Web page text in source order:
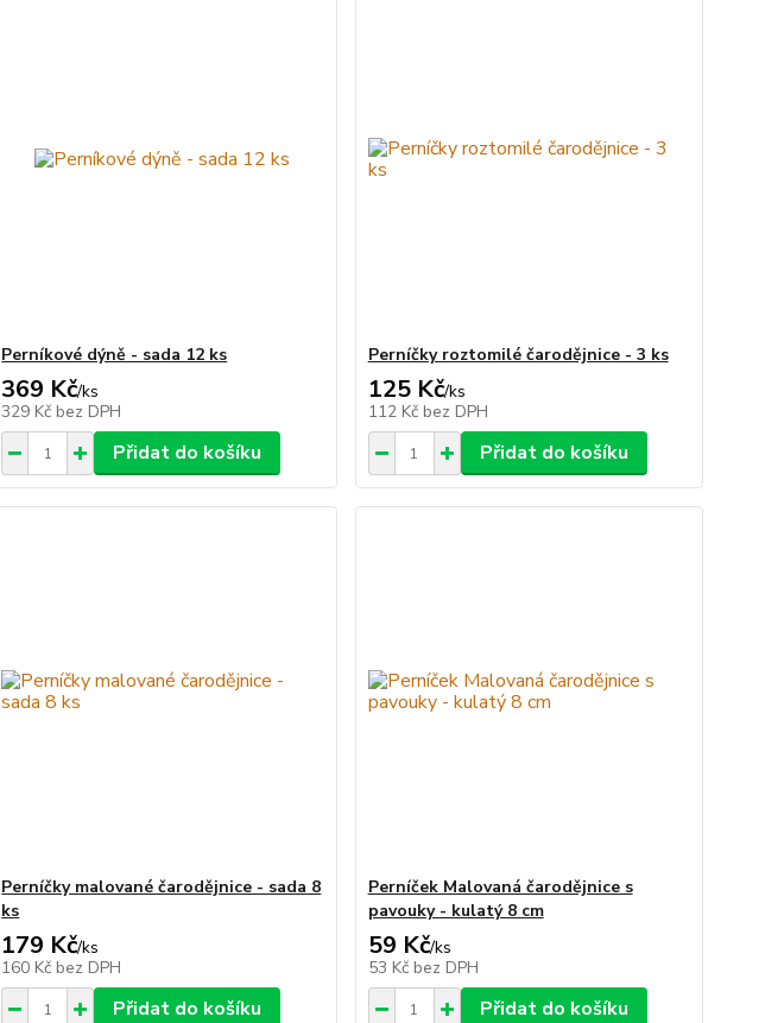
Perníkové dýně - sada 12 ks
369 Kč/ks
329 Kč bez DPH
Přidat do košíku
Perníčky roztomilé čarodějnice - 3 ks
125 Kč/ks
112 Kč bez DPH
Přidat do košíku
Perníčky malované čarodějnice - sada 8
ks
179 Kč/ks
160 Kč bez DPH
Přidat do košíku
Perníček Malovaná čarodějnice s
pavouky - kulatý 8 cm
59 Kč/ks
53 Kč bez DPH
Přidat do košíku